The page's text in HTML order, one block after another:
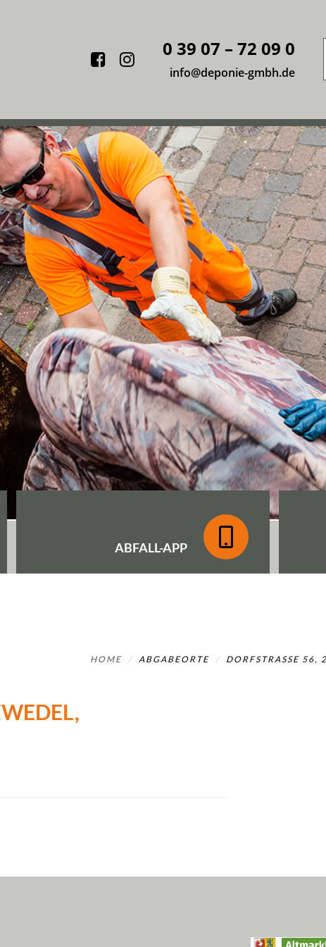
Facebook
Instagram
0 39 07 – 72 09 0
info@deponie-gmbh.de
ABFALL-APP
HOME ABGABEORTE DORFSTRASSE 56,
D